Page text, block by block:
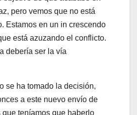
pero vemos que no está
Estamos en un in crescendo
está azuzando el conflicto.
debería ser la vía
se ha tomado la decisión,
a este nuevo envío de
teníamos que haberlo